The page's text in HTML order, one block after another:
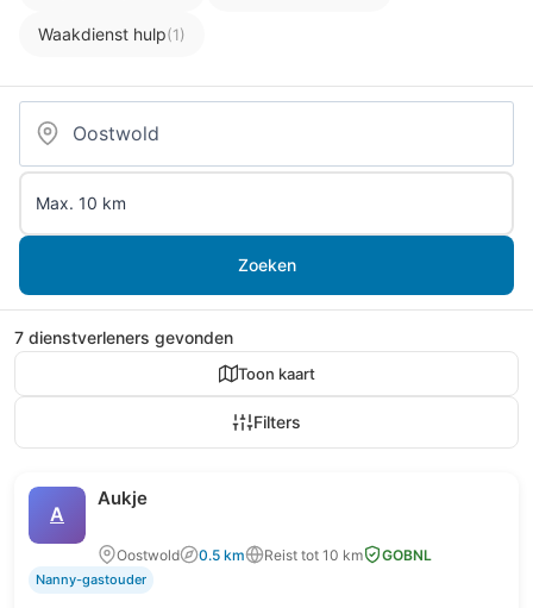
Waakdienst hulp(1)
Zoeken
7 dienstverleners gevonden
Toon kaart
Filters
A
Aukje
Oostwold 0.5 km Reist tot 10 km GOBNL
Nanny-gastouder